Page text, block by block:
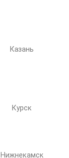
Казань
Курск
Нижнекамск